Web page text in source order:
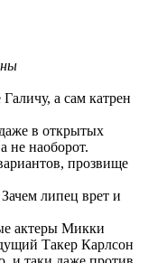
а сам катрен
в открытых
не наоборот.
прозвище
липец врет и
актеры Микки
Такер Карлсон